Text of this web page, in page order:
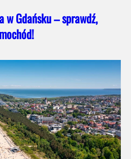
w Gdańsku – sprawdź,